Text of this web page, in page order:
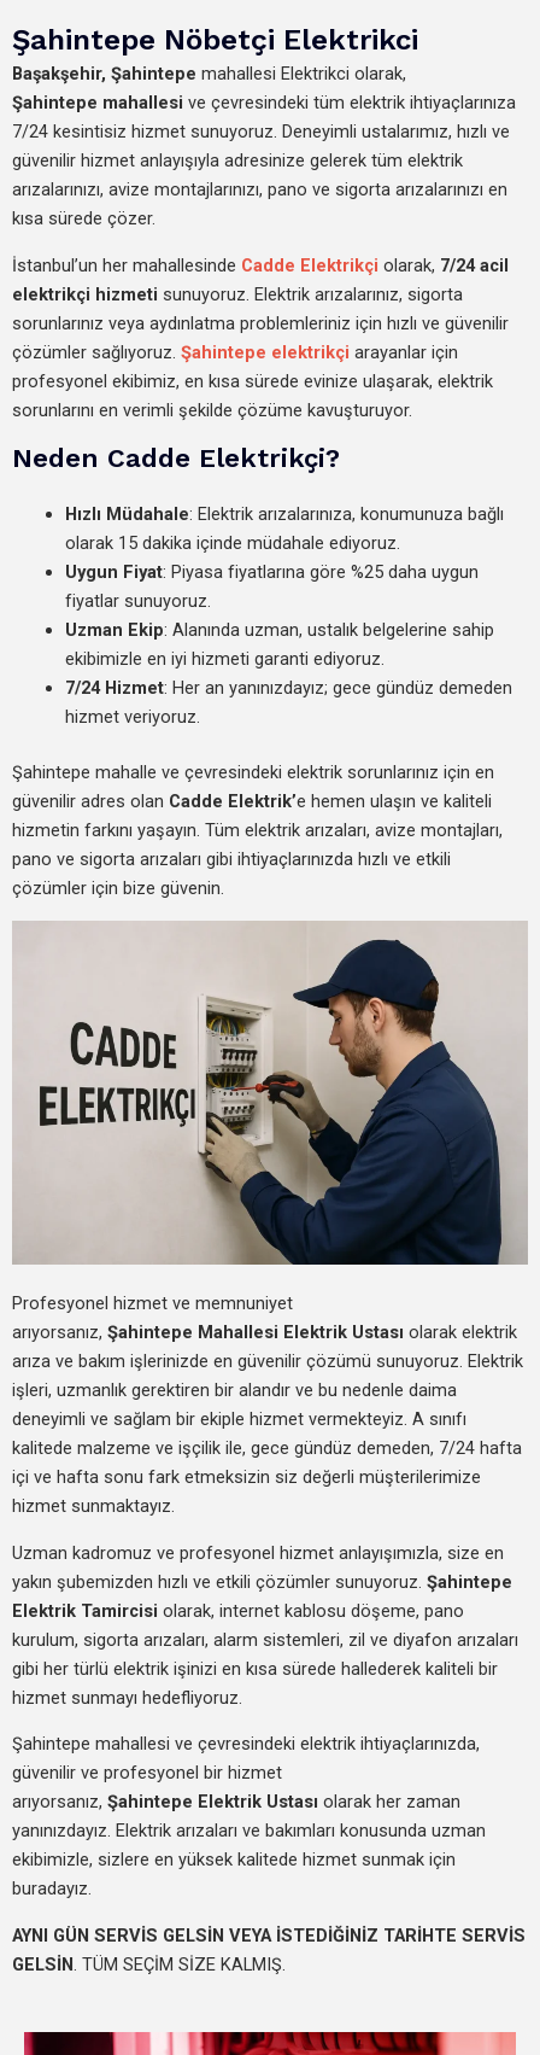
Şahintepe Nöbetçi Elektrikci
Başakşehir, Şahintepe mahallesi Elektrikci olarak,
Şahintepe mahallesi ve çevresindeki tüm elektrik ihtiyaçlarınıza
7/24 kesintisiz hizmet sunuyoruz. Deneyimli ustalarımız, hızlı ve
güvenilir hizmet anlayışıyla adresinize gelerek tüm elektrik
arızalarınızı, avize montajlarınızı, pano ve sigorta arızalarınızı en
kısa sürede çözer.
İstanbul’un her mahallesinde Cadde Elektrikçi olarak, 7/24 acil
elektrikçi hizmeti sunuyoruz. Elektrik arızalarınız, sigorta
sorunlarınız veya aydınlatma problemleriniz için hızlı ve güvenilir
çözümler sağlıyoruz. Şahintepe elektrikçi arayanlar için
profesyonel ekibimiz, en kısa sürede evinize ulaşarak, elektrik
sorunlarını en verimli şekilde çözüme kavuşturuyor.
Neden Cadde Elektrikçi?
Hızlı Müdahale: Elektrik arızalarınıza, konumunuza bağlı
olarak 15 dakika içinde müdahale ediyoruz.
Uygun Fiyat: Piyasa fiyatlarına göre %25 daha uygun
fiyatlar sunuyoruz.
Uzman Ekip: Alanında uzman, ustalık belgelerine sahip
ekibimizle en iyi hizmeti garanti ediyoruz.
7/24 Hizmet: Her an yanınızdayız; gece gündüz demeden
hizmet veriyoruz.
Şahintepe mahalle ve çevresindeki elektrik sorunlarınız için en
güvenilir adres olan Cadde Elektrik’e hemen ulaşın ve kaliteli
hizmetin farkını yaşayın. Tüm elektrik arızaları, avize montajları,
pano ve sigorta arızaları gibi ihtiyaçlarınızda hızlı ve etkili
çözümler için bize güvenin.
Profesyonel hizmet ve memnuniyet
arıyorsanız, Şahintepe Mahallesi Elektrik Ustası olarak elektrik
arıza ve bakım işlerinizde en güvenilir çözümü sunuyoruz. Elektrik
işleri, uzmanlık gerektiren bir alandır ve bu nedenle daima
deneyimli ve sağlam bir ekiple hizmet vermekteyiz. A sınıfı
kalitede malzeme ve işçilik ile, gece gündüz demeden, 7/24 hafta
içi ve hafta sonu fark etmeksizin siz değerli müşterilerimize
hizmet sunmaktayız.
Uzman kadromuz ve profesyonel hizmet anlayışımızla, size en
yakın şubemizden hızlı ve etkili çözümler sunuyoruz. Şahintepe
Elektrik Tamircisi olarak, internet kablosu döşeme, pano
kurulum, sigorta arızaları, alarm sistemleri, zil ve diyafon arızaları
gibi her türlü elektrik işinizi en kısa sürede hallederek kaliteli bir
hizmet sunmayı hedefliyoruz.
Şahintepe mahallesi ve çevresindeki elektrik ihtiyaçlarınızda,
güvenilir ve profesyonel bir hizmet
arıyorsanız, Şahintepe Elektrik Ustası olarak her zaman
yanınızdayız. Elektrik arızaları ve bakımları konusunda uzman
ekibimizle, sizlere en yüksek kalitede hizmet sunmak için
buradayız.
AYNI GÜN SERVİS GELSİN VEYA İSTEDİĞİNİZ TARİHTE SERVİS
GELSİN. TÜM SEÇİM SİZE KALMIŞ.